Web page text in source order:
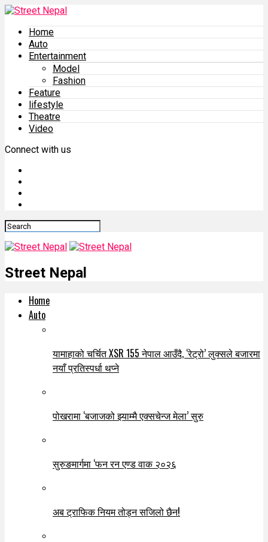
Home
Auto
Entertainment
Model
Fashion
Feature
lifestyle
Theatre
Video
Connect with us
Street Nepal
Home
Auto
यामाहाको चर्चित XSR 155 नेपाल आउँदै, ‘रेट्रो’ लुक्सले बजारमा
नयाँ प्रतिस्पर्धा थप्ने
पोखरामा ‘बजाजको झ्याम्मै एक्सचेन्ज मेला’ सुरु
सुरुङमार्गमा ‘फन रन एण्ड वाक २०२६
अब ट्राफिक नियम तोड्न सजिलो छैन!